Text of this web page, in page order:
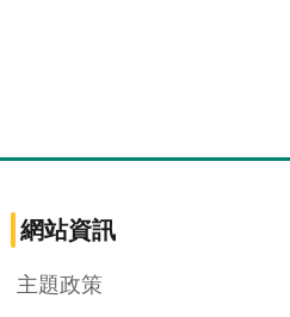
網站資訊
主題政策